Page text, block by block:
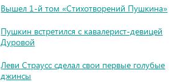
Вышел 1-й том «Стихотворений Пушкина»
Пушкин встретился с кавалерист-девицей
Дуровой
Леви Страусс сделал свои первые голубые
джинсы